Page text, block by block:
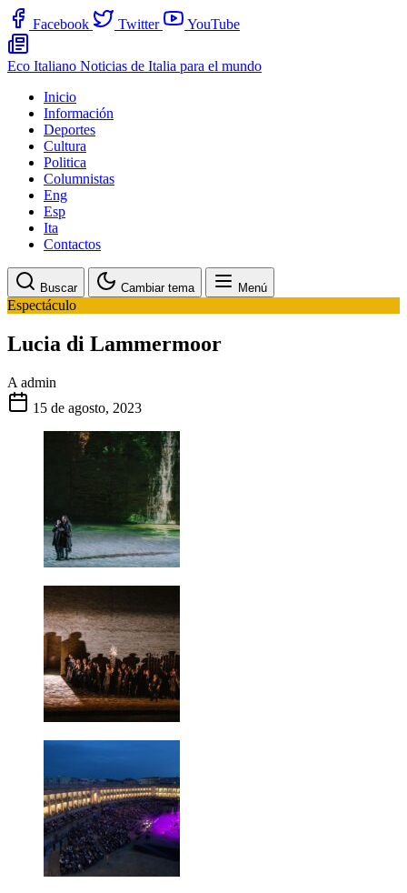
Facebook Twitter YouTube
Eco Italiano Noticias de Italia para el mundo
Inicio
Información
Deportes
Cultura
Politica
Columnistas
Eng
Esp
Ita
Contactos
Buscar Cambiar tema Menú
Espectáculo
Lucia di Lammermoor
A admin
15 de agosto, 2023